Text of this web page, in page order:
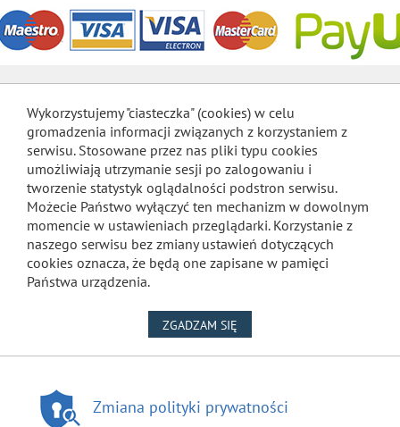
Wykorzystujemy "ciasteczka" (cookies) w celu
gromadzenia informacji związanych z korzystaniem z
serwisu. Stosowane przez nas pliki typu cookies
umożliwiają utrzymanie sesji po zalogowaniu i
tworzenie statystyk oglądalności podstron serwisu.
Możecie Państwo wyłączyć ten mechanizm w dowolnym
momencie w ustawieniach przeglądarki. Korzystanie z
naszego serwisu bez zmiany ustawień dotyczących
cookies oznacza, że będą one zapisane w pamięci
Państwa urządzenia.
ZGADZAM SIĘ
Zmiana polityki prywatności